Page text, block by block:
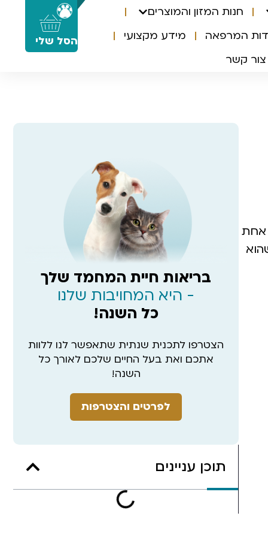
0
הסל שלי
חנות המזון והמוצרים
המרפאה
מידע מקצועי
צור קשר
אחת
בריאות חיית המחמד שלך
- היא המחויבות שלנו
כל השנה!
הצטרפו לתכנית שנתית שתאפשר לנו ללוות
אתכם ואת בעל החיים שלכם לאורך כל
השנה!
לפרטים והצטרפות
תוכן עניינים